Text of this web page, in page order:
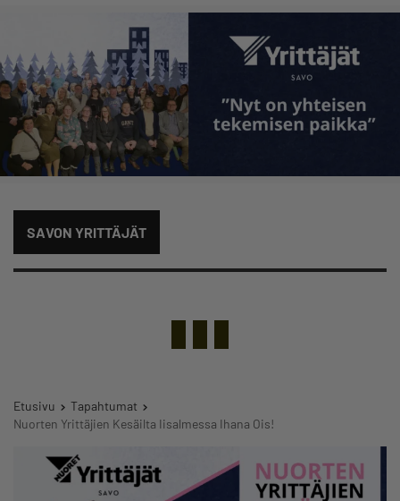
SAVON YRITTÄJÄT
Etusivu
Tapahtumat
Nuorten Yrittäjien Kesäilta Iisalmessa Ihana Ois!
Suodata hakutuloksia: näytä kaikki sisältö